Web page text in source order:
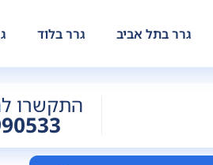
גרר בתל אביב גרר בלוד
התקשרו